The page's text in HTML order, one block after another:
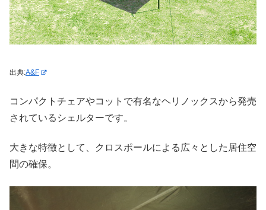
出典:A&F
コンパクトチェアやコットで有名なヘリノックスから発売
されているシェルターです。
大きな特徴として、クロスポールによる広々とした居住空
間の確保。